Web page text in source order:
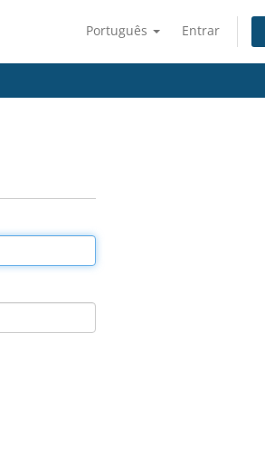
Português Entrar